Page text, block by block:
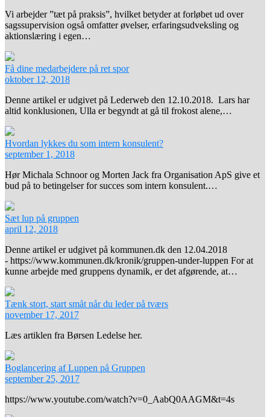
Vi arbejder ”tæt på praksis”, hvilket betyder at forløbet ud over
sagssupervision også omfatter øvelser, erfaringsudveksling og
aktionslæring i egen…
Få dine medarbejdere på ret spor
oktober 12, 2018
Denne artikel er udgivet på Lederweb den 12.10.2018. Lars har
altid konklusionen, Ulla er begyndt at gå til frokost alene,…
Hvordan lykkes du som intern konsulent?
september 1, 2018
Hør Michala Schnoor og Morten Jack fra Organisation ApS give et
bud på to betingelser for succes som intern konsulent.…
Sæt lup på gruppen
april 12, 2018
Denne artikel er udgivet på kommunen.dk den 12.04.2018
- https://www.kommunen.dk/kronik/gruppen-under-luppen For at
kunne arbejde med gruppens dynamik, er det afgørende, at…
Tænk stort, start småt når du leder på tværs
november 17, 2017
Læs artiklen fra Børsen Ledelse her.
Boglancering af Luppen på Gruppen
september 25, 2017
https://www.youtube.com/watch?v=0_AabQ0AAGM&t=4s